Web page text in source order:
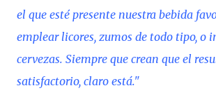
el que esté presente nuestra bebida
emplear licores, zumos de todo tipo, o
cervezas. Siempre que crean que el
satisfactorio, claro está."